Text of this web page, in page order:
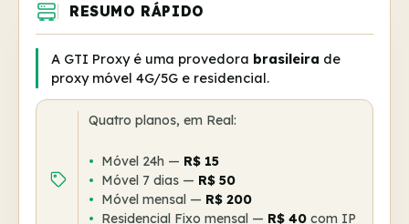
RESUMO RÁPIDO
A GTI Proxy é uma provedora brasileira de
proxy móvel 4G/5G e residencial.
Quatro planos, em Real:
Móvel 24h — R$ 15
Móvel 7 dias — R$ 50
Móvel mensal — R$ 200
Residencial Fixo mensal — R$ 40 com IP